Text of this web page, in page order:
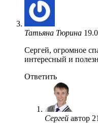
Татьяна Тюрина
Сергей, огромное
интересный и
Ответить
Сергей автор